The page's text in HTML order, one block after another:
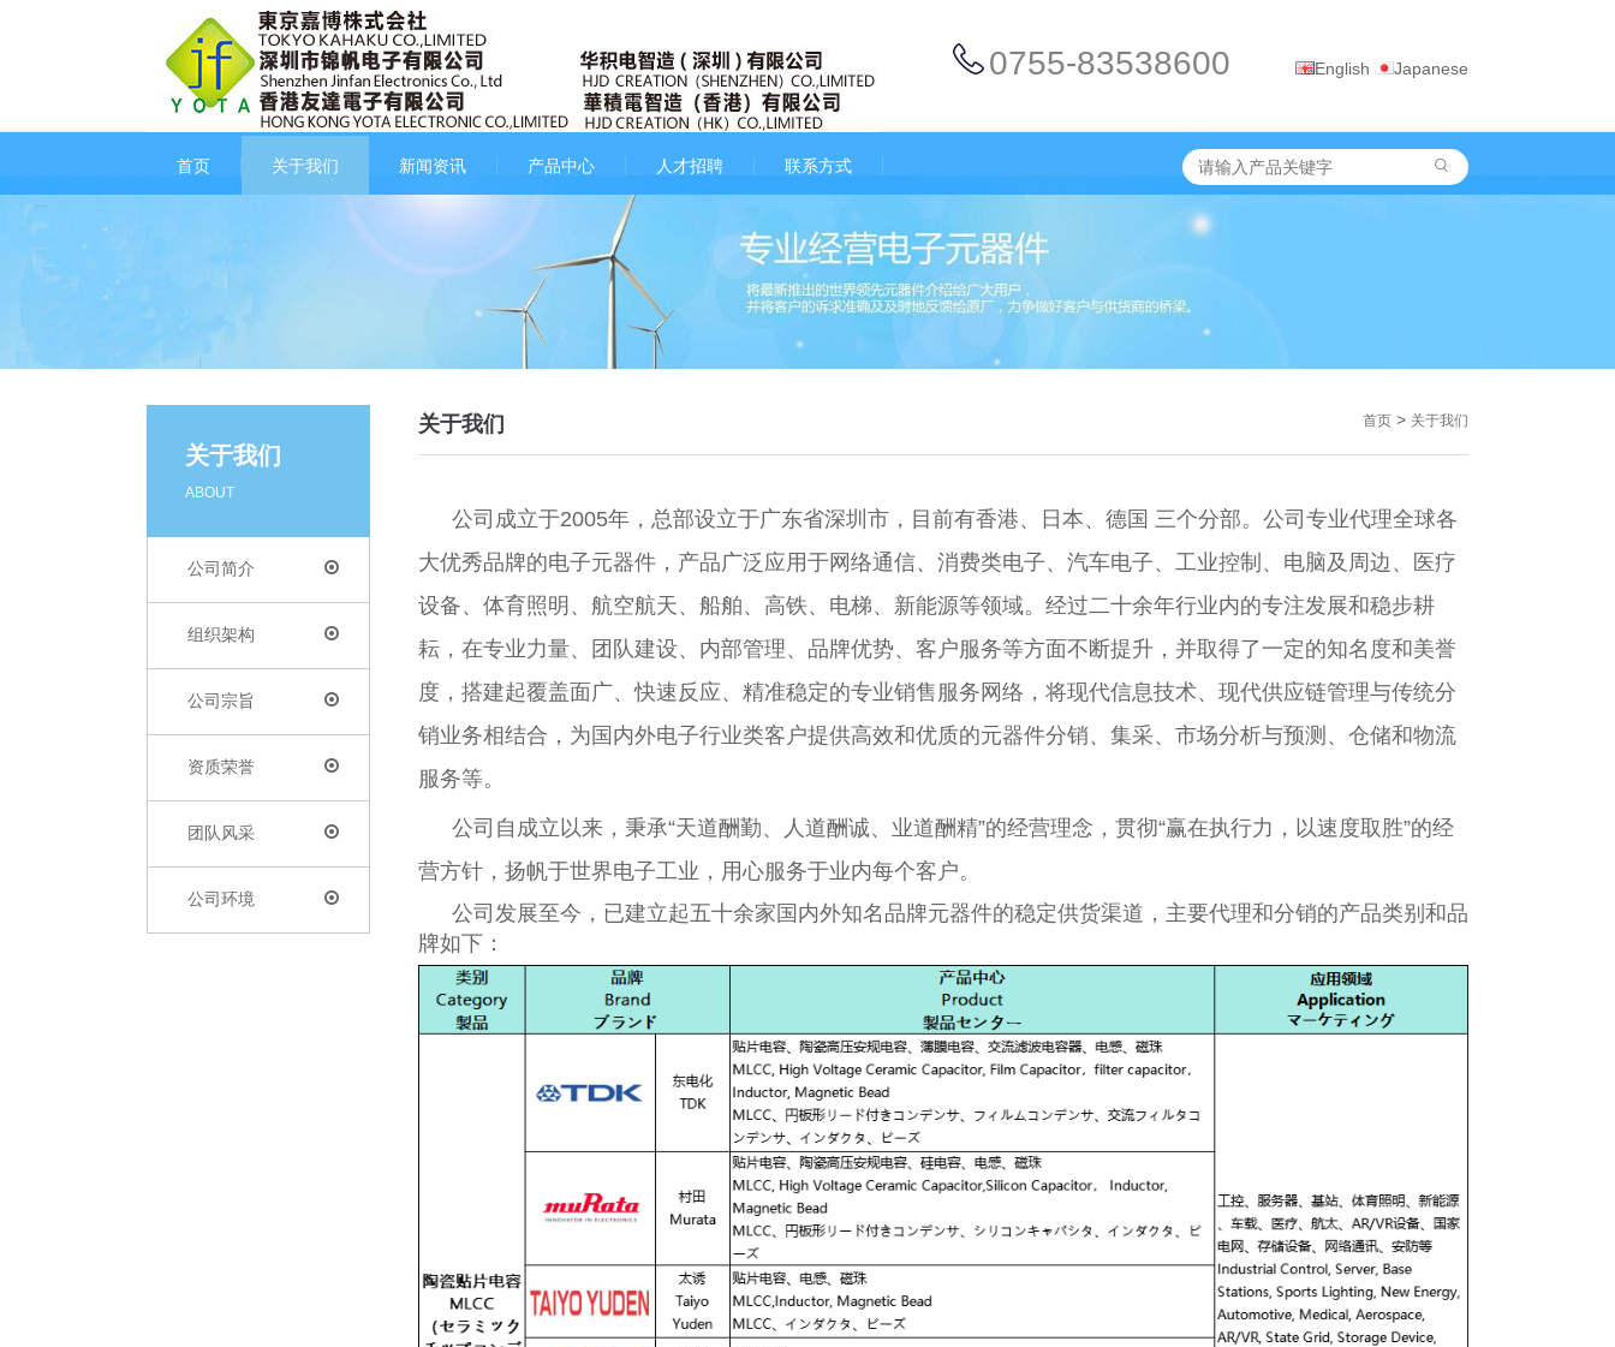
0755-83538600 English Japanese
首页 关于我们 新闻资讯 产品中心 人才招聘 联系方式
关于我们
ABOUT
公司简介
组织架构
公司宗旨
资质荣誉
团队风采
公司环境
关于我们 首页 > 关于我们
公司成立于2005年，总部设立于广东省深圳市，目前有香港、日本、德国 三个分部。公司专业代理全球各
大优秀品牌的电子元器件，产品广泛应用于网络通信、消费类电子、汽车电子、工业控制、电脑及周边、医疗
设备、体育照明、航空航天、船舶、高铁、电梯、新能源等领域。经过二十余年行业内的专注发展和稳步耕
耘，在专业力量、团队建设、内部管理、品牌优势、客户服务等方面不断提升，并取得了一定的知名度和美誉
度，搭建起覆盖面广、快速反应、精准稳定的专业销售服务网络，将现代信息技术、现代供应链管理与传统分
销业务相结合，为国内外电子行业类客户提供高效和优质的元器件分销、集采、市场分析与预测、仓储和物流
服务等。
公司自成立以来，秉承“天道酬勤、人道酬诚、业道酬精”的经营理念，贯彻“赢在执行力，以速度取胜”的经
营方针，扬帆于世界电子工业，用心服务于业内每个客户。
公司发展至今，已建立起五十余家国内外知名品牌元器件的稳定供货渠道，主要代理和分销的产品类别和品
牌如下：